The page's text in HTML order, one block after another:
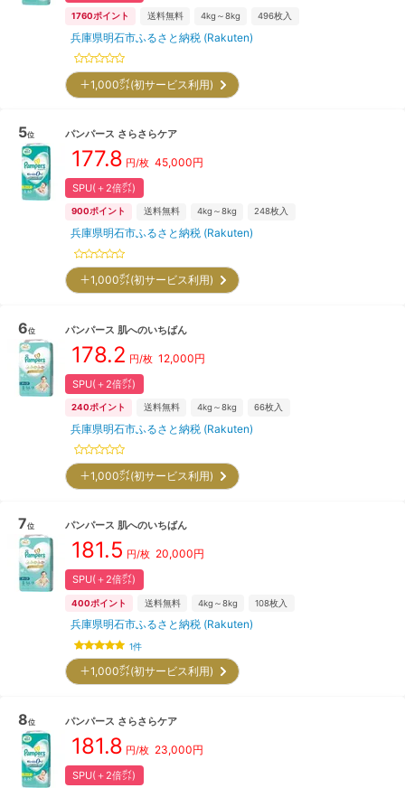
1760ポイント 送料無料 4kg～8kg 496枚入
兵庫県明石市ふるさと納税 (Rakuten)
＋1,000㌽(初サービス利用)
5位 パンパース さらさらケア
177.8 円/枚 45,000円
SPU(＋2倍㌽)
900ポイント 送料無料 4kg～8kg 248枚入
兵庫県明石市ふるさと納税 (Rakuten)
＋1,000㌽(初サービス利用)
6位 パンパース 肌へのいちばん
178.2 円/枚 12,000円
SPU(＋2倍㌽)
240ポイント 送料無料 4kg～8kg 66枚入
兵庫県明石市ふるさと納税 (Rakuten)
＋1,000㌽(初サービス利用)
7位 パンパース 肌へのいちばん
181.5 円/枚 20,000円
SPU(＋2倍㌽)
400ポイント 送料無料 4kg～8kg 108枚入
兵庫県明石市ふるさと納税 (Rakuten)
1件
＋1,000㌽(初サービス利用)
8位 パンパース さらさらケア
181.8 円/枚 23,000円
SPU(＋2倍㌽)